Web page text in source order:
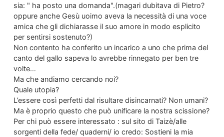
sia: " ha posto una domanda".(magari dubitava di Pietro?
oppure anche Gesù uoimo aveva la necessità di una voce
amica che gli dichiarasse il suo amore in modo esplicito
per sentirsi sostenuto?)
Non contento ha conferito un incarico a uno che prima del
canto del gallo sapeva lo avrebbe rinnegato per ben tre
volte…
Ma che andiamo cercando noi?
Quale utopia?
L’essere così perfetti dal risultare disincarnati? Non umani?
Ma è proprio questo che può unificare la nostra scissione?
Per chi può essere interessato : sul sito di Taizè/alle
sorgenti della fede/ quaderni/ io credo: Sostieni la mia